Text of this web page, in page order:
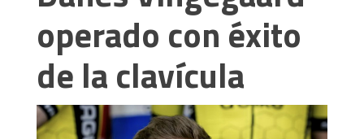
operado con éxito
de la clavícula